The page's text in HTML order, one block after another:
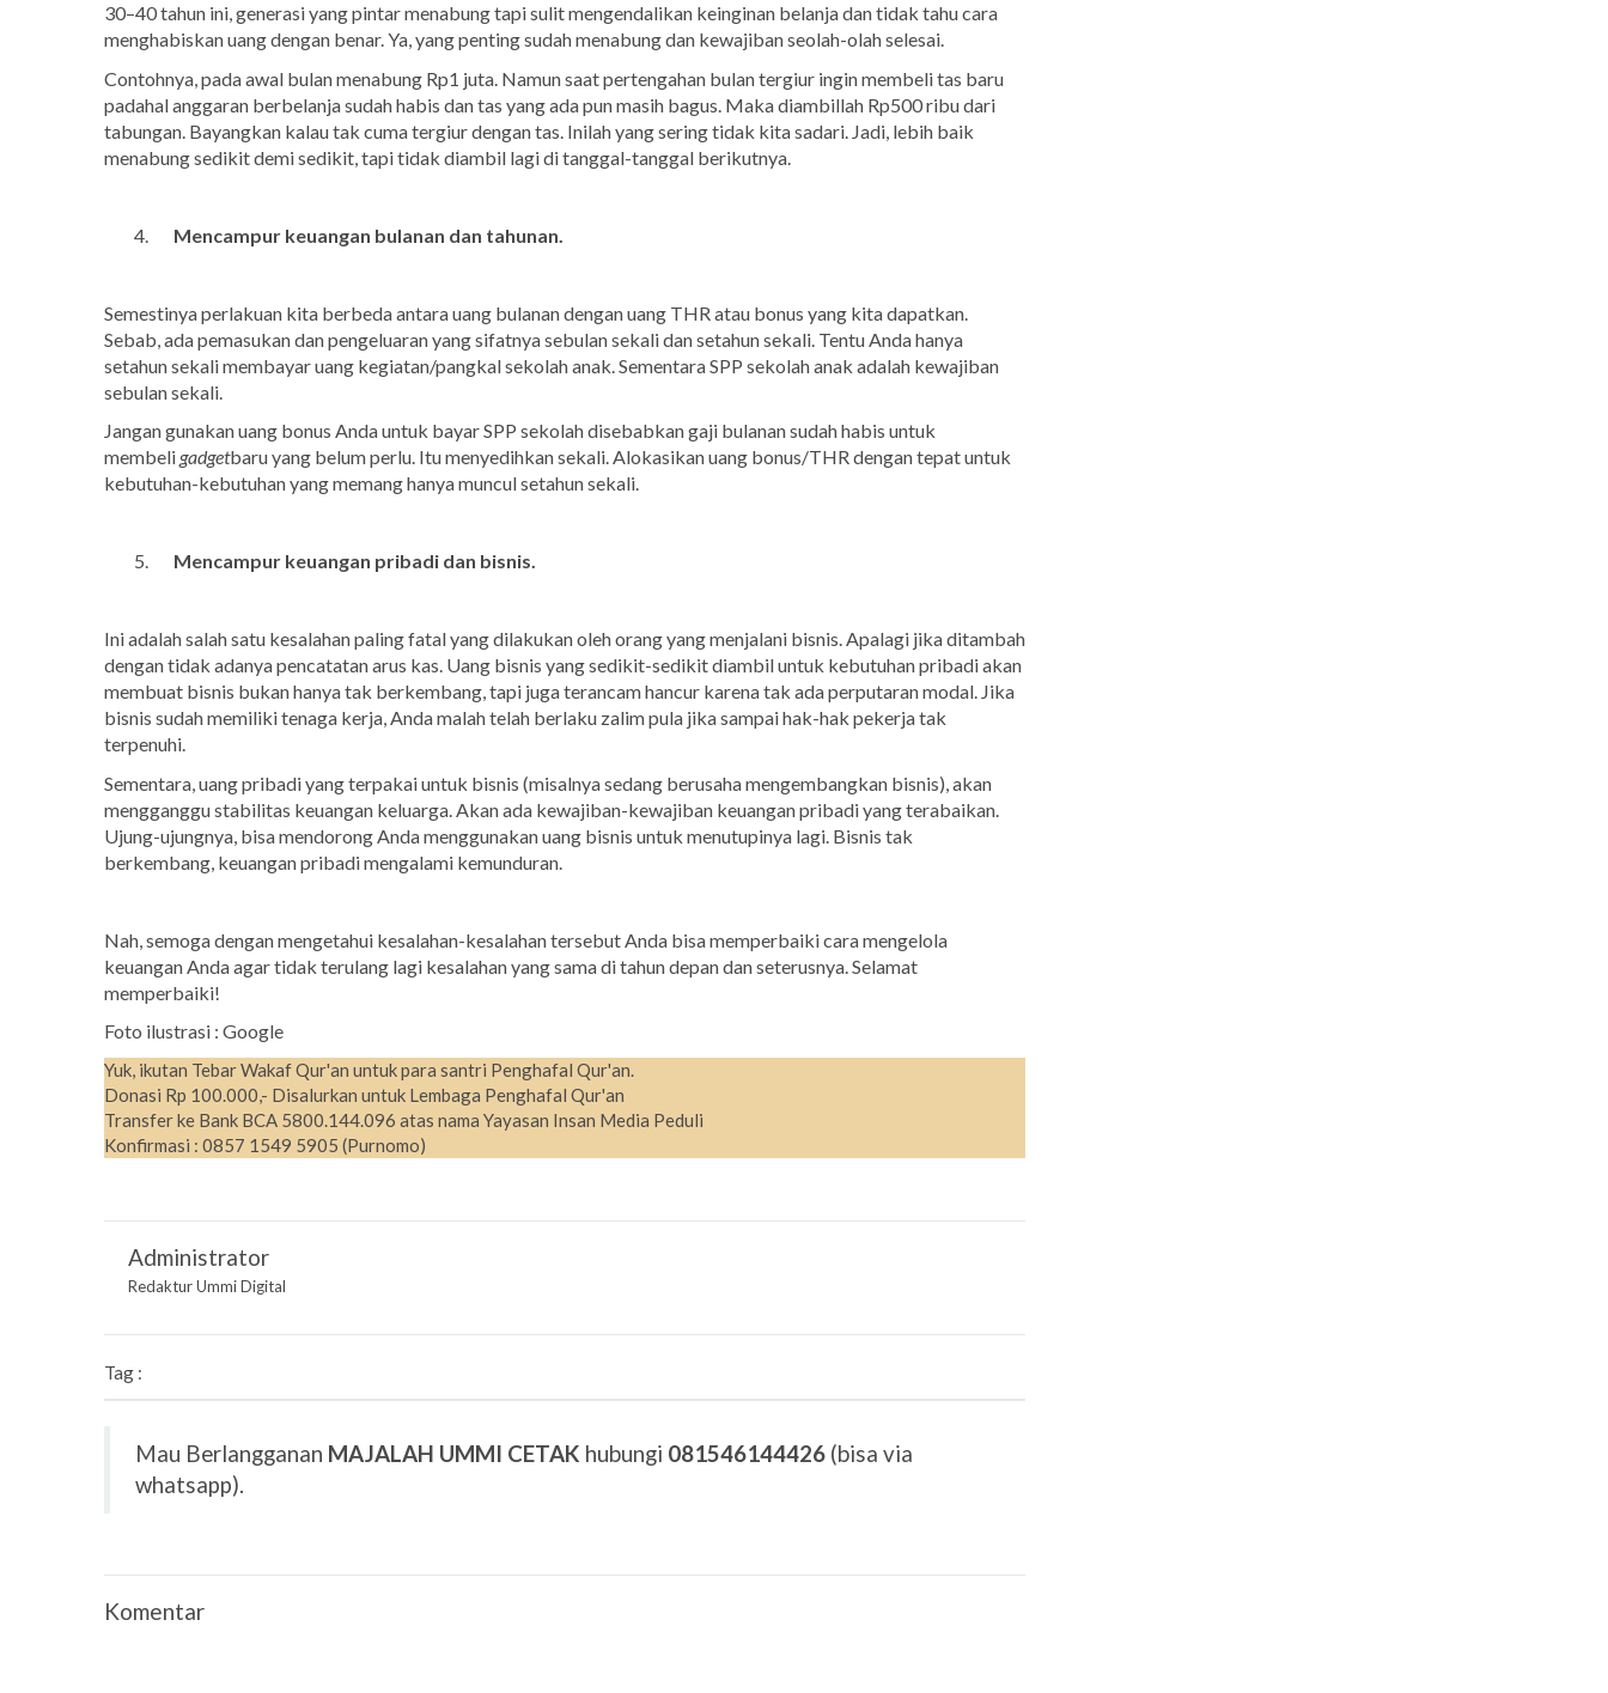
30–40 tahun ini, generasi yang pintar menabung tapi sulit mengendalikan keinginan belanja dan tidak tahu cara
menghabiskan uang dengan benar. Ya, yang penting sudah menabung dan kewajiban seolah-olah selesai.
Contohnya, pada awal bulan menabung Rp1 juta. Namun saat pertengahan bulan tergiur ingin membeli tas baru
padahal anggaran berbelanja sudah habis dan tas yang ada pun masih bagus. Maka diambillah Rp500 ribu dari
tabungan. Bayangkan kalau tak cuma tergiur dengan tas. Inilah yang sering tidak kita sadari. Jadi, lebih baik
menabung sedikit demi sedikit, tapi tidak diambil lagi di tanggal-tanggal berikutnya.
Mencampur keuangan bulanan dan tahunan.
Semestinya perlakuan kita berbeda antara uang bulanan dengan uang THR atau bonus yang kita dapatkan.
Sebab, ada pemasukan dan pengeluaran yang sifatnya sebulan sekali dan setahun sekali. Tentu Anda hanya
setahun sekali membayar uang kegiatan/pangkal sekolah anak. Sementara SPP sekolah anak adalah kewajiban
sebulan sekali.
Jangan gunakan uang bonus Anda untuk bayar SPP sekolah disebabkan gaji bulanan sudah habis untuk
membeli gadgetbaru yang belum perlu. Itu menyedihkan sekali. Alokasikan uang bonus/THR dengan tepat untuk
kebutuhan-kebutuhan yang memang hanya muncul setahun sekali.
Mencampur keuangan pribadi dan bisnis.
Ini adalah salah satu kesalahan paling fatal yang dilakukan oleh orang yang menjalani bisnis. Apalagi jika ditambah
dengan tidak adanya pencatatan arus kas. Uang bisnis yang sedikit-sedikit diambil untuk kebutuhan pribadi akan
membuat bisnis bukan hanya tak berkembang, tapi juga terancam hancur karena tak ada perputaran modal. Jika
bisnis sudah memiliki tenaga kerja, Anda malah telah berlaku zalim pula jika sampai hak-hak pekerja tak
terpenuhi.
Sementara, uang pribadi yang terpakai untuk bisnis (misalnya sedang berusaha mengembangkan bisnis), akan
mengganggu stabilitas keuangan keluarga. Akan ada kewajiban-kewajiban keuangan pribadi yang terabaikan.
Ujung-ujungnya, bisa mendorong Anda menggunakan uang bisnis untuk menutupinya lagi. Bisnis tak
berkembang, keuangan pribadi mengalami kemunduran.
Nah, semoga dengan mengetahui kesalahan-kesalahan tersebut Anda bisa memperbaiki cara mengelola
keuangan Anda agar tidak terulang lagi kesalahan yang sama di tahun depan dan seterusnya. Selamat
memperbaiki!
Foto ilustrasi : Google
Yuk, ikutan Tebar Wakaf Qur'an untuk para santri Penghafal Qur'an.
Donasi Rp 100.000,- Disalurkan untuk Lembaga Penghafal Qur'an
Transfer ke Bank BCA 5800.144.096 atas nama Yayasan Insan Media Peduli
Konfirmasi : 0857 1549 5905 (Purnomo)
Administrator
Redaktur Ummi Digital
Tag :
Mau Berlangganan MAJALAH UMMI CETAK hubungi 081546144426 (bisa via
whatsapp).
Komentar